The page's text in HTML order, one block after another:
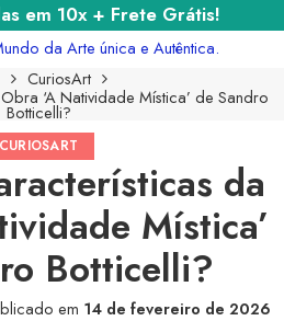
em 10x + Frete Grátis!
da Arte única e Autêntica.
CuriosArt
‘A Natividade Mística’ de Sandro
Botticelli?
CURIOSART
da
Mística’
Botticelli?
em 14 de fevereiro de 2026